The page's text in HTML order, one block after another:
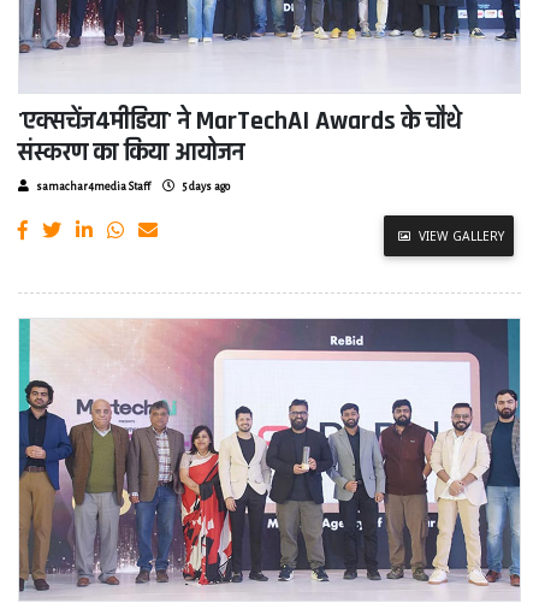
'एक्सचेंज4मीडिया' ने MarTechAI Awards के चौथे
संस्करण का किया आयोजन
samachar4media Staff 5 days ago
VIEW GALLERY